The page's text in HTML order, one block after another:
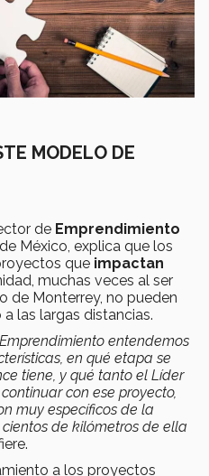
MODELO DE
de Emprendimiento
México, explica que los
que impactan
muchas veces al ser
de Monterrey, no pueden
las largas distancias.
entendemos
en qué etapa se
tiene, y qué tanto el Líder
con ese proyecto,
muy específicos de la
de kilómetros de ella
a los proyectos